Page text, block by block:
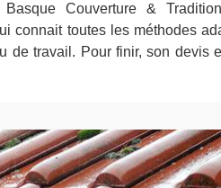
Couverture &
connait toutes les méthodes
de travail. Pour finir, son devis